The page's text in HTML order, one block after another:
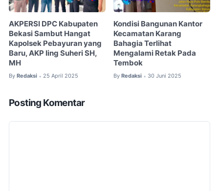
AKPERSI DPC Kabupaten
Bekasi Sambut Hangat
Kapolsek Pebayuran yang
Baru, AKP Iing Suheri SH,
MH
By Redaksi • 25 April 2025
Kondisi Bangunan Kantor
Kecamatan Karang
Bahagia Terlihat
Mengalami Retak Pada
Tembok
By Redaksi • 30 Juni 2025
Posting Komentar